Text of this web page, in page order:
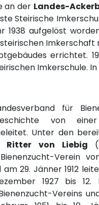
an der Landes-
Steirische
1938 aufgelöst
Imkerschaft
errichtet.
Imkerschule.
für
von
Unter den
Ritter von Liebig
Verein
29. Jänner 1912
1927 bis 12.
Vereins